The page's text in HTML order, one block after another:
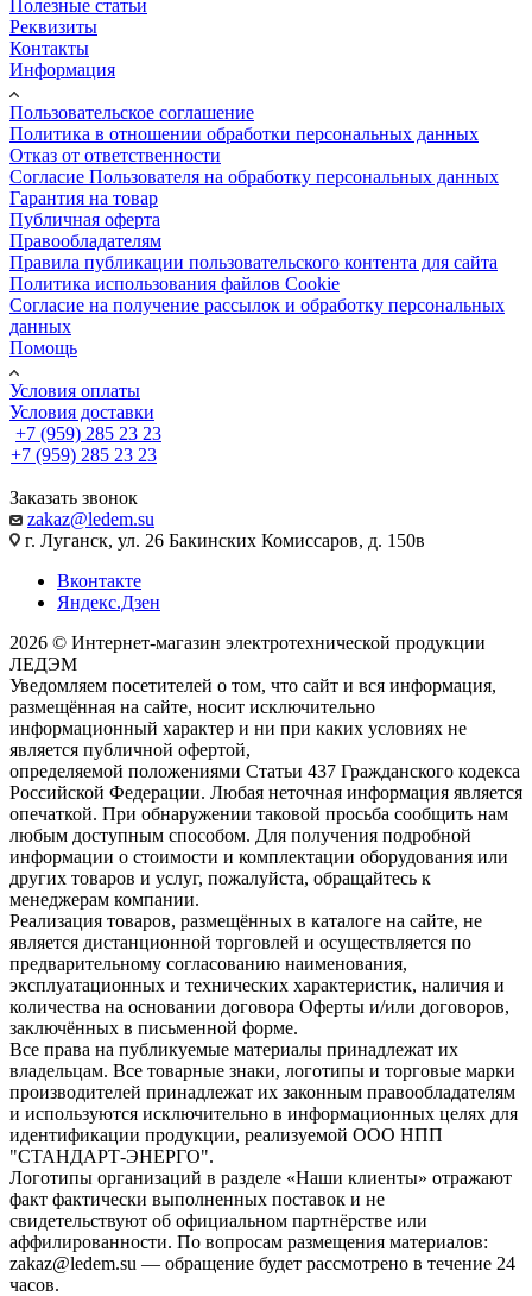
Полезные статьи
Реквизиты
Контакты
Информация
Пользовательское соглашение
Политика в отношении обработки персональных данных
Отказ от ответственности
Согласие Пользователя на обработку персональных данных
Гарантия на товар
Публичная оферта
Правообладателям
Правила публикации пользовательского контента для сайта
Политика использования файлов Cookie
Согласие на получение рассылок и обработку персональных
данных
Помощь
Условия оплаты
Условия доставки
+7 (959) 285 23 23
+7 (959) 285 23 23
Заказать звонок
zakaz@ledem.su
г. Луганск, ул. 26 Бакинских Комиссаров, д. 150в
Вконтакте
Яндекс.Дзен
2026 © Интернет-магазин электротехнической продукции
ЛЕДЭМ
Уведомляем посетителей о том, что сайт и вся информация,
размещённая на сайте, носит исключительно
информационный характер и ни при каких условиях не
является публичной офертой,
определяемой положениями Статьи 437 Гражданского кодекса
Российской Федерации. Любая неточная информация является
опечаткой. При обнаружении таковой просьба сообщить нам
любым доступным способом. Для получения подробной
информации о стоимости и комплектации оборудования или
других товаров и услуг, пожалуйста, обращайтесь к
менеджерам компании.
Реализация товаров, размещённых в каталоге на сайте, не
является дистанционной торговлей и осуществляется по
предварительному согласованию наименования,
эксплуатационных и технических характеристик, наличия и
количества на основании договора Оферты и/или договоров,
заключённых в письменной форме.
Все права на публикуемые материалы принадлежат их
владельцам. Все товарные знаки, логотипы и торговые марки
производителей принадлежат их законным правообладателям
и используются исключительно в информационных целях для
идентификации продукции, реализуемой ООО НПП
"СТАНДАРТ-ЭНЕРГО".
Логотипы организаций в разделе «Наши клиенты» отражают
факт фактически выполненных поставок и не
свидетельствуют об официальном партнёрстве или
аффилированности. По вопросам размещения материалов:
zakaz@ledem.su — обращение будет рассмотрено в течение 24
часов.